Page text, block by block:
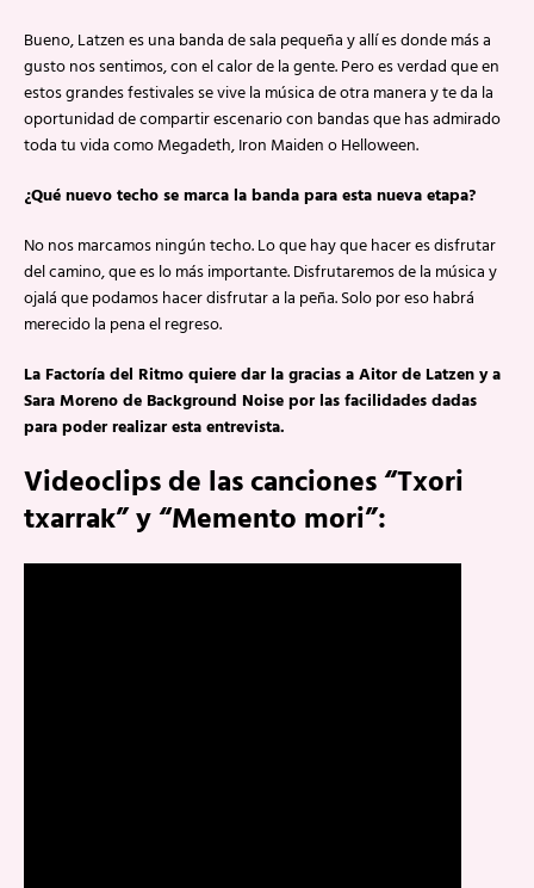
Bueno, Latzen es una banda de sala pequeña y allí es donde más a
gusto nos sentimos, con el calor de la gente. Pero es verdad que en
estos grandes festivales se vive la música de otra manera y te da la
oportunidad de compartir escenario con bandas que has admirado
toda tu vida como Megadeth, Iron Maiden o Helloween.
¿Qué nuevo techo se marca la banda para esta nueva etapa?
No nos marcamos ningún techo. Lo que hay que hacer es disfrutar
del camino, que es lo más importante. Disfrutaremos de la música y
ojalá que podamos hacer disfrutar a la peña. Solo por eso habrá
merecido la pena el regreso.
La Factoría del Ritmo quiere dar la gracias a Aitor de Latzen y a
Sara Moreno de Background Noise por las facilidades dadas
para poder realizar esta entrevista.
Videoclips de las canciones “Txori
txarrak” y “Memento mori”: